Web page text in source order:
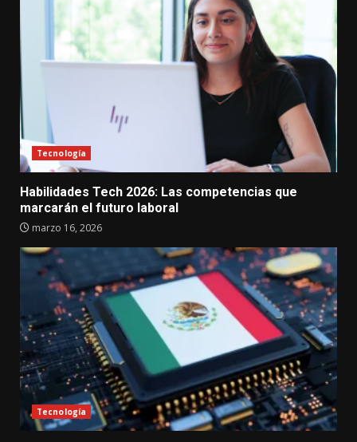
Tecnología
Habilidades Tech 2026: Las competencias que
marcarán el futuro laboral
marzo 16, 2026
Tecnología